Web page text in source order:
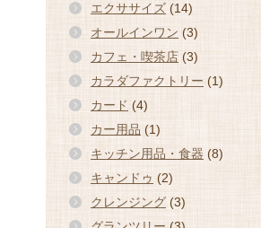
エクササイズ (14)
オールインワン (3)
カフェ・喫茶店 (3)
カラダファクトリー (1)
カード (4)
カー用品 (1)
キッチン用品・食器 (8)
キャンドゥ (2)
クレンジング (3)